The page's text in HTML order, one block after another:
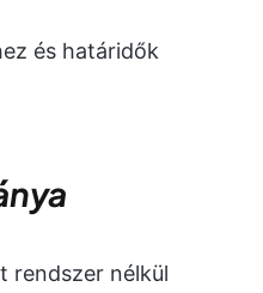
és határidők
rendszer nélkül